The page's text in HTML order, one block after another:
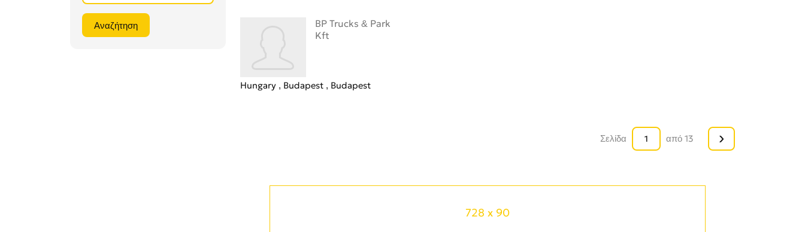
BP Trucks & Park
Kft
Hungary Budapest Budapest
Σελίδα από 13 ›
728 x 90